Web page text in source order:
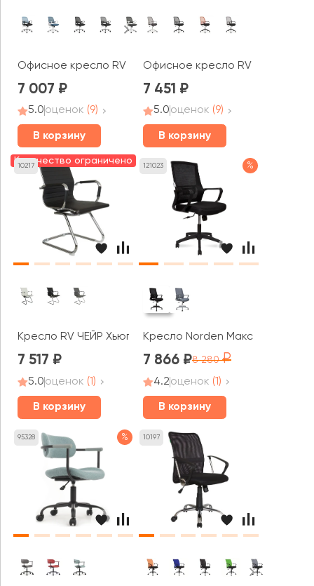
Офисное кресло RV ЧЕЙР W-158
7 007
5.0оценок (9)
В корзину
Офисное кресло RV ДИЗАЙН
7 451
5.0оценок (9)
В корзину
10217
Количество ограничено
Кресло RV ЧЕЙР Хьюго / Hugo (6002-3)
7 517
5.0оценок (1)
В корзину
121023 %
Кресло Norden Макс / Max LB
7 866 8 280
4.2оценок (1)
В корзину
95328 % 10197